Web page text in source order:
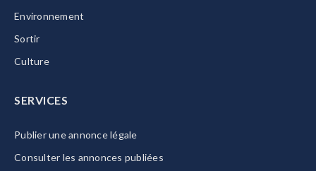
Environnement
Sortir
Culture
SERVICES
Publier une annonce légale
Consulter les annonces publiées